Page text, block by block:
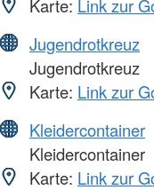
Karte: Link zur
Jugendrotkreuz
Jugendrotkreuz
Karte: Link zur
Kleidercontainer
Kleidercontainer
Karte: Link zur